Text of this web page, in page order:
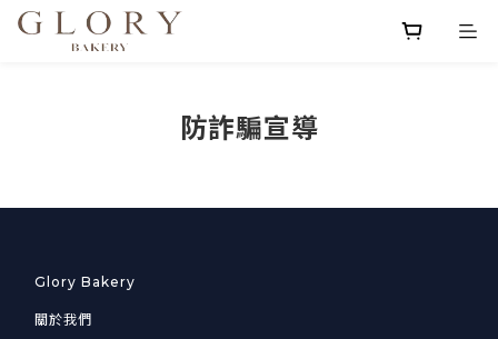
防詐騙宣導
Glory Bakery
關於我們